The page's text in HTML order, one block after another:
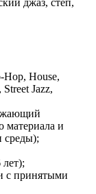
House,
Jazz,
материала и
среды);
с принятыми